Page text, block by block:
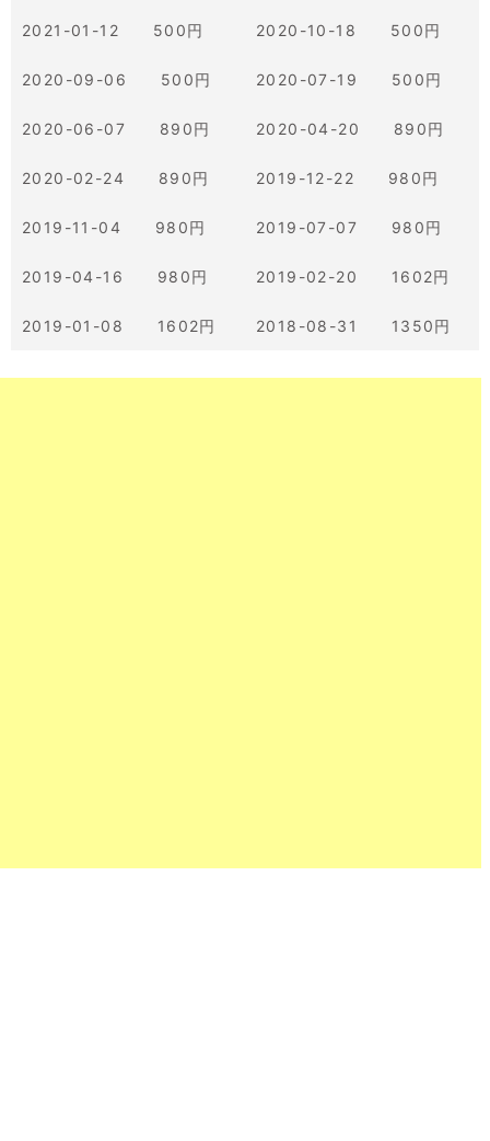
2021-01-12 500円 2020-10-18 500円
2020-09-06 500円 2020-07-19 500円
2020-06-07 890円 2020-04-20 890円
2020-02-24 890円 2019-12-22 980円
2019-11-04 980円 2019-07-07 980円
2019-04-16 980円 2019-02-20 1602円
2019-01-08 1602円 2018-08-31 1350円